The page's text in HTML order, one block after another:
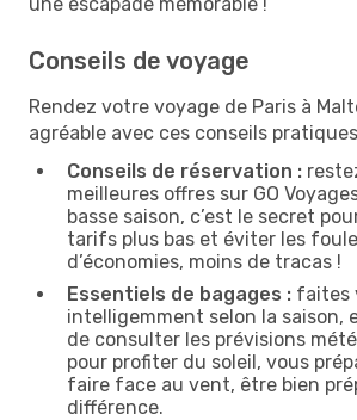
Conseils de voyage
Rendez votre voyage de Paris à
agréable avec ces conseils
Conseils de réservation :
meilleures offres sur GO
basse saison, c’est le secret
tarifs plus bas et éviter les
d’économies, moins de tracas !
Essentiels de bagages : faites
intelligemment selon la saison,
de consulter les prévisions
pour profiter du soleil, vous
faire face au vent, être bien
différence.